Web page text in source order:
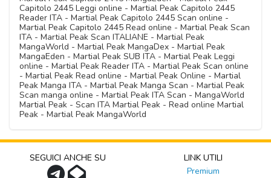
Capitolo 2445 Leggi online - Martial Peak Capitolo 2445
Reader ITA - Martial Peak Capitolo 2445 Scan online -
Martial Peak Capitolo 2445 Read online - Martial Peak Scan
ITA - Martial Peak Scan ITALIANE - Martial Peak
MangaWorld - Martial Peak MangaDex - Martial Peak
MangaEden - Martial Peak SUB ITA - Martial Peak Leggi
online - Martial Peak Reader ITA - Martial Peak Scan online
- Martial Peak Read online - Martial Peak Online - Martial
Peak Manga ITA - Martial Peak Manga Scan - Martial Peak
Scan manga online - Martial Peak ITA Scan - MangaWorld
Martial Peak - Scan ITA Martial Peak - Read online Martial
Peak - Martial Peak MangaWorld
SEGUICI ANCHE SU
LINK UTILI
Premium